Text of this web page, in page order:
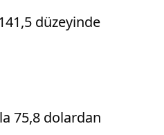
düzeyinde
75,8 dolardan